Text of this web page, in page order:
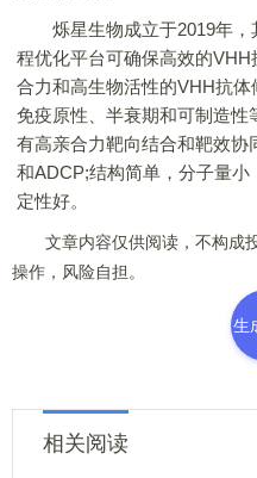
烁星生物成立于2019年，
程优化平台可确保高效的
合力和高生物活性的VHH抗体
免疫原性、半衰期和可制造
有高亲合力靶向结合和靶效协
和ADCP;结构简单，分子量
定性好。
文章内容仅供阅读，不构成
操作，风险自担。
生
相关阅读